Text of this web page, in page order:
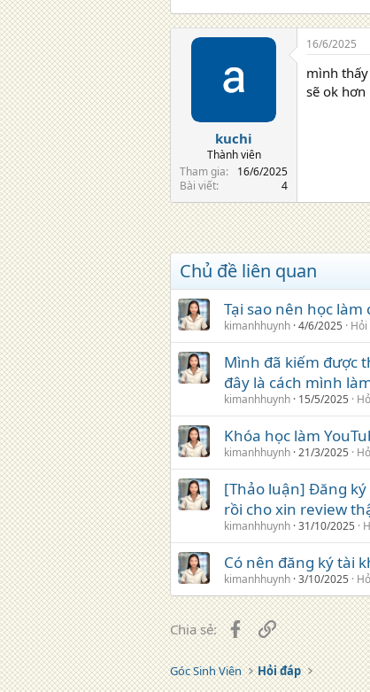
kuchi
Thành viên
Tham gia
16/6/2025
Bài viết
4
16/6/2025
mình
sẽ ok hơn
Chủ đề liên quan
Tại sao nên học làm
kimanhhuynh 4/6/2025
Mình đã kiếm được
đây là cách mình
kimanhhuynh 15/5/2025
Khóa học làm
kimanhhuynh 21/3/2025
[Thảo luận] Đăng ký
rồi cho xin review
kimanhhuynh 31/10/2025
Có nên đăng ký tài
kimanhhuynh 3/10/2025
Chia sẻ: Facebook
Liên kết
Góc Sinh Viên Hỏi đáp